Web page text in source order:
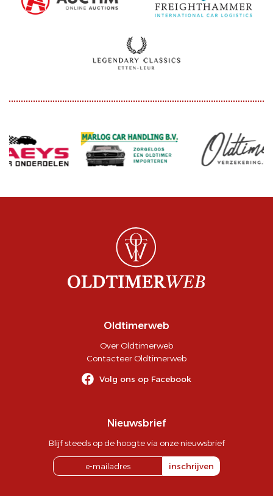
Oldtimerweb
Over Oldtimerweb
Contacteer Oldtimerweb
Volg ons op Facebook
Nieuwsbrief
Blijf steeds op de hoogte via onze nieuwsbrief
inschrijven